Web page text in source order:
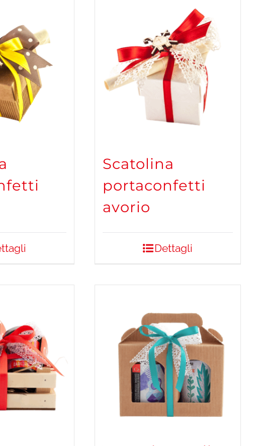
Scatolina
portaconfetti
avorio
Dettagli